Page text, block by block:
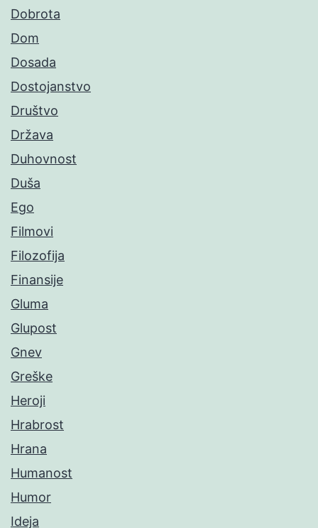
Dobrota
Dom
Dosada
Dostojanstvo
Društvo
Država
Duhovnost
Duša
Ego
Filmovi
Filozofija
Finansije
Gluma
Glupost
Gnev
Greške
Heroji
Hrabrost
Hrana
Humanost
Humor
Ideja